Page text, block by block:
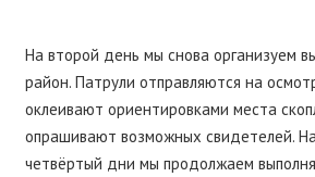
На второй день мы снова организуем
район. Патрули отправляются на
оклеивают ориентировками места
опрашивают возможных свидетелей.
четвёртый дни мы продолжаем